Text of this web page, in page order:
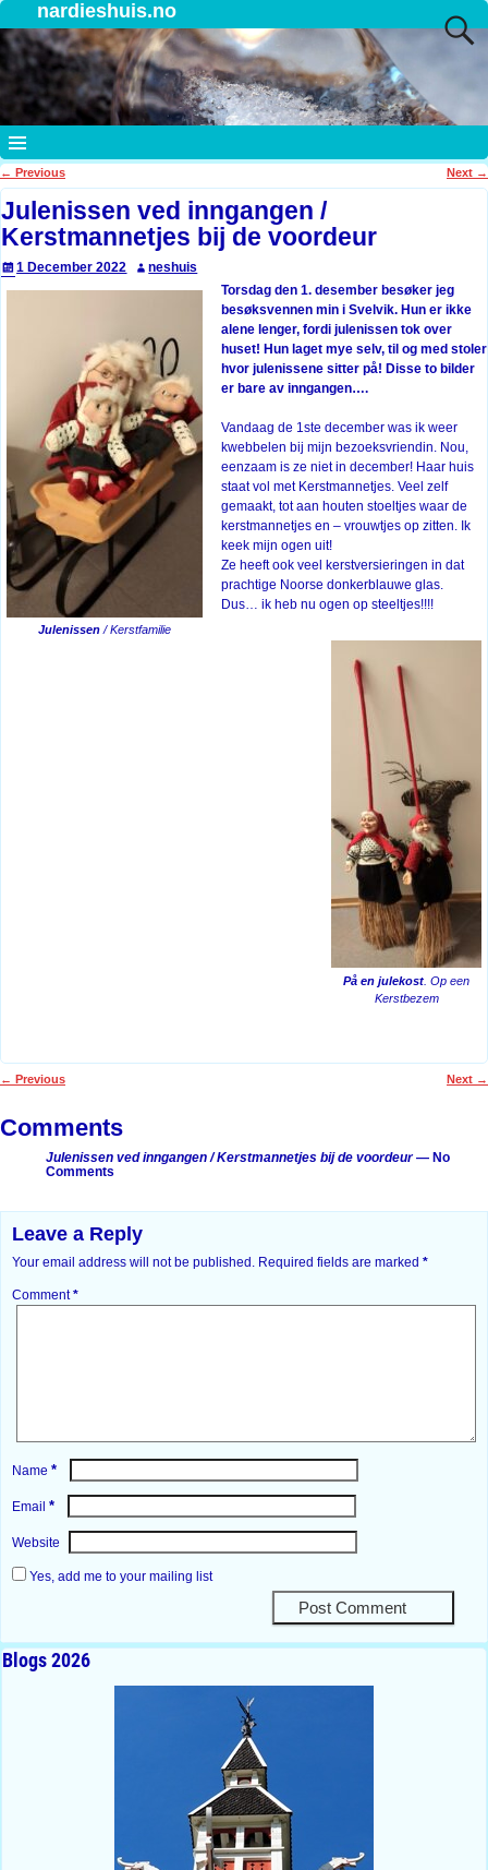
nardieshuis.no
Post navigation
← Previous Next →
Julenissen ved inngangen /
Kerstmannetjes bij de voordeur
1 December 2022 neshuis
Julenissen / Kerstfamilie
Torsdag den 1. desember besøker jeg
besøksvennen min i Svelvik. Hun er ikke
alene lenger, fordi julenissen tok over
huset! Hun laget mye selv, til og med stoler
hvor julenissene sitter på! Disse to bilder
er bare av inngangen….
Vandaag de 1ste december was ik weer
kwebbelen bij mijn bezoeksvriendin. Nou,
eenzaam is ze niet in december! Haar huis
staat vol met Kerstmannetjes. Veel zelf
gemaakt, tot aan houten stoeltjes waar de
kerstmannetjes en – vrouwtjes op zitten. Ik
keek mijn ogen uit!
Ze heeft ook veel kerstversieringen in dat
prachtige Noorse donkerblauwe glas.
Dus… ik heb nu ogen op steeltjes!!!!
På en julekost . Op een
Kerstbezem
← Previous Next →
Comments
Julenissen ved inngangen / Kerstmannetjes bij de voordeur— No
Comments
Leave a Reply
Your email address will not be published. Required fields are marked *
Comment*
Name *
Email *
Website
Yes, add me to your mailing list
Blogs 2026